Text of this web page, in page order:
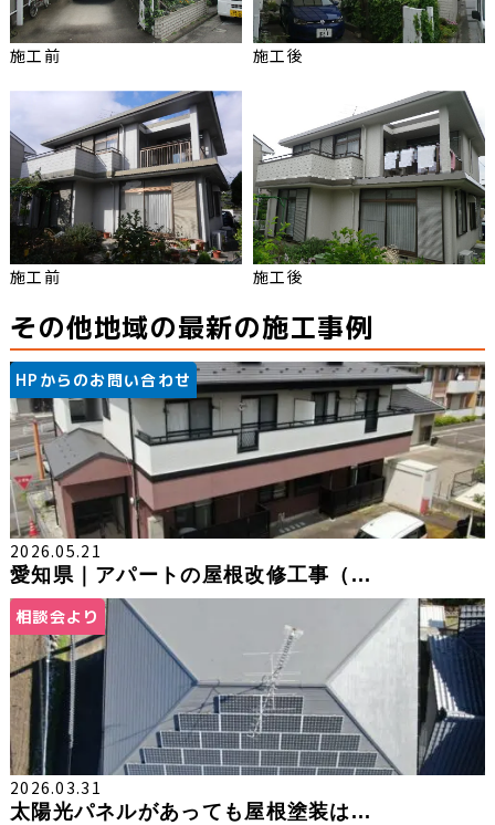
施工前 施工後
施工前 施工後
その他地域の最新の施工事例
HPからのお問い合わせ
2026.05.21
愛知県｜アパートの屋根改修工事（...
相談会より
2026.03.31
太陽光パネルがあっても屋根塗装は...